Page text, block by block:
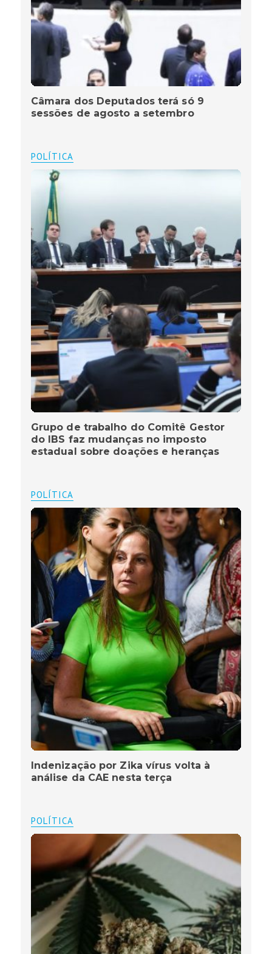
Câmara dos Deputados terá só 9
sessões de agosto a setembro
POLÍTICA
Grupo de trabalho do Comitê Gestor
do IBS faz mudanças no imposto
estadual sobre doações e heranças
POLÍTICA
Indenização por Zika vírus volta à
análise da CAE nesta terça
POLÍTICA